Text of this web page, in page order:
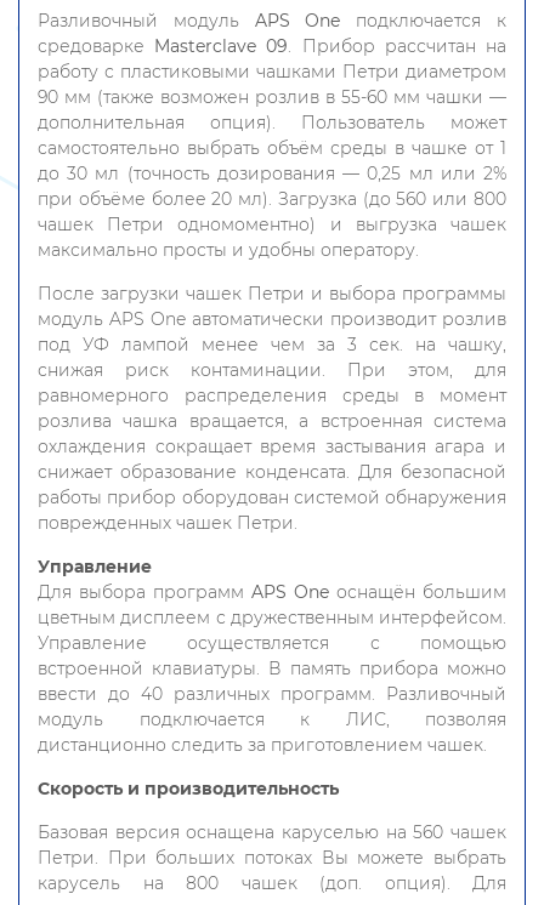
Разливочный модуль APS One подключается к
средоварке Masterclave 09. Прибор рассчитан на
работу с пластиковыми чашками Петри диаметром
90 мм (также возможен розлив в 55-60 мм чашки —
дополнительная опция). Пользователь может
самостоятельно выбрать объём среды в чашке от 1
до 30 мл (точность дозирования — 0,25 мл или 2%
при объёме более 20 мл). Загрузка (до 560 или 800
чашек Петри одномоментно) и выгрузка чашек
максимально просты и удобны оператору.
После загрузки чашек Петри и выбора программы
модуль APS One автоматически производит розлив
под УФ лампой менее чем за 3 сек. на чашку,
снижая риск контаминации. При этом, для
равномерного распределения среды в момент
розлива чашка вращается, а встроенная система
охлаждения сокращает время застывания агара и
снижает образование конденсата. Для безопасной
работы прибор оборудован системой обнаружения
поврежденных чашек Петри.
Управление
Для выбора программ APS One оснащён большим
цветным дисплеем с дружественным интерфейсом.
Управление осуществляется с помощью
встроенной клавиатуры. В память прибора можно
ввести до 40 различных программ. Разливочный
модуль подключается к ЛИС, позволяя
дистанционно следить за приготовлением чашек.
Скорость и производительность
Базовая версия оснащена каруселью на 560 чашек
Петри. При больших потоках Вы можете выбрать
карусель на 800 чашек (доп. опция). Для